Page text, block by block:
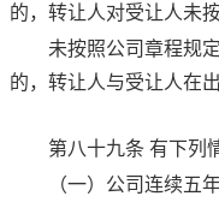
的，转让人对受让人未
未按照公司章程规
的，转让人与受让人在
第八十九条 有下列
（一）公司连续五